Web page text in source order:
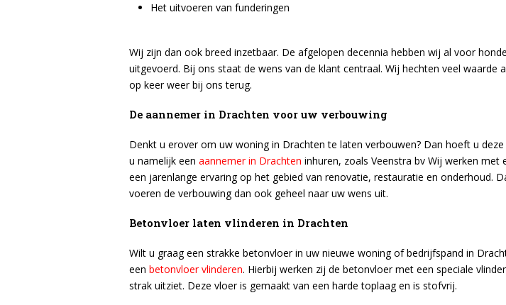
Het uitvoeren van funderingen
Wij zijn dan ook breed inzetbaar. De afgelopen decennia hebben wij al voor
uitgevoerd. Bij ons staat de wens van de klant centraal. Wij hechten veel
op keer weer bij ons terug.
De aannemer in Drachten voor uw verbouwing
Denkt u erover om uw woning in Drachten te laten verbouwen? Dan hoeft u
u namelijk een aannemer in Drachten inhuren, zoals Veenstra bv Wij werken
een jarenlange ervaring op het gebied van renovatie, restauratie en onderhoud.
voeren de verbouwing dan ook geheel naar uw wens uit.
Betonvloer laten vlinderen in Drachten
Wilt u graag een strakke betonvloer in uw nieuwe woning of bedrijfspand in
een betonvloer vlinderen. Hierbij werken zij de betonvloer met een speciale
strak uitziet. Deze vloer is gemaakt van een harde toplaag en is stofvrij.